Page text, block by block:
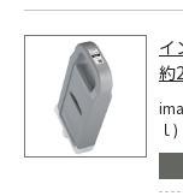
イ
約
ｌ)